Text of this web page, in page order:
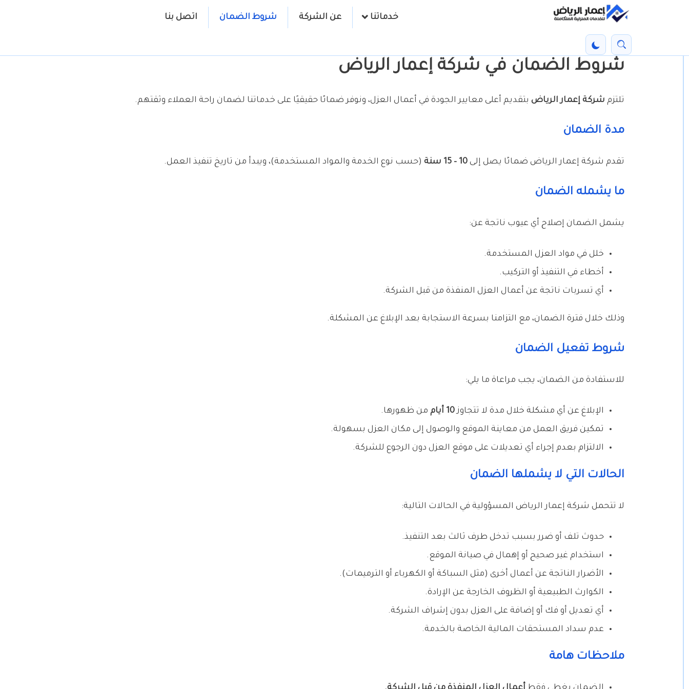
خدماتنا عن الشركة شروط الضمان اتصل بنا
بحث
تفعيل
الوضع
شروط الضمان في شركة إعمار الرياض
تلتزم شركة إعمار الرياض بتقديم أعلى معايير الجودة في أعمال العزل، ونوفر ضمانًا حقيقيًا على خدماتنا لضمان راحة العملاء وثقتهم.
مدة الضمان
تقدم شركة إعمار الرياض ضمانًا يصل إلى10 – 15 سنة (حسب نوع الخدمة والمواد المستخدمة)، ويبدأ من تاريخ تنفيذ العمل.
ما يشمله الضمان
يشمل الضمان إصلاح أي عيوب ناتجة عن:
خلل في مواد العزل المستخدمة.
أخطاء في التنفيذ أو التركيب.
أي تسربات ناتجة عن أعمال العزل المنفذة من قبل الشركة.
وذلك خلال فترة الضمان، مع التزامنا بسرعة الاستجابة بعد الإبلاغ عن المشكلة.
شروط تفعيل الضمان
للاستفادة من الضمان، يجب مراعاة ما يلي:
الإبلاغ عن أي مشكلة خلال مدة لا تتجاوز10 أيام
من ظهورها.
تمكين فريق العمل من معاينة الموقع والوصول إلى مكان العزل بسهولة.
الالتزام بعدم إجراء أي تعديلات على موقع العزل دون الرجوع للشركة.
الحالات التي لا يشملها الضمان
لا تتحمل شركة إعمار الرياض المسؤولية في الحالات التالية:
حدوث تلف أو ضرر بسبب تدخل طرف ثالث بعد التنفيذ.
استخدام غير صحيح أو إهمال في صيانة الموقع.
الأضرار الناتجة عن أعمال أخرى (مثل السباكة أو الكهرباء أو الترميمات).
الكوارث الطبيعية أو الظروف الخارجة عن الإرادة.
أي تعديل أو فك أو إضافة على العزل بدون إشراف الشركة.
عدم سداد المستحقات المالية الخاصة بالخدمة.
ملاحظات هامة